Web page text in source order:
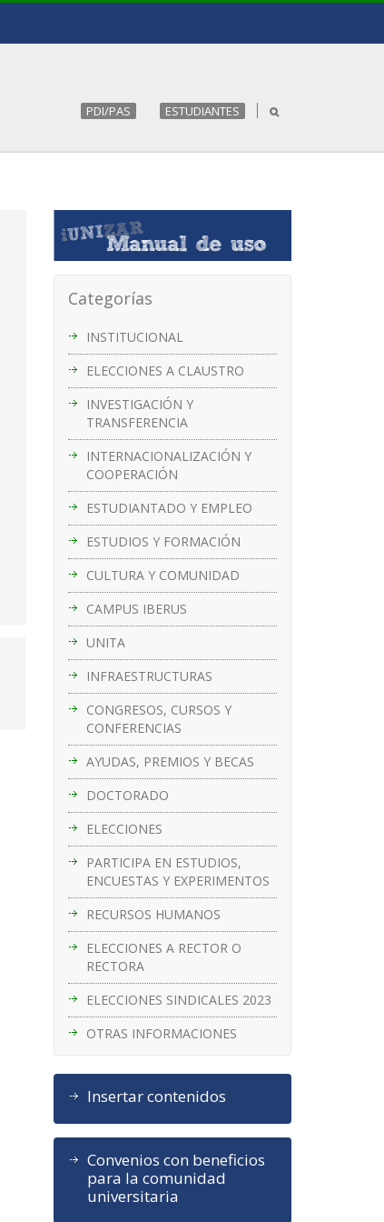
PDI/PAS ESTUDIANTES
Categorías
INSTITUCIONAL
ELECCIONES A CLAUSTRO
INVESTIGACIÓN Y
TRANSFERENCIA
INTERNACIONALIZACIÓN Y
COOPERACIÓN
ESTUDIANTADO Y EMPLEO
ESTUDIOS Y FORMACIÓN
CULTURA Y COMUNIDAD
CAMPUS IBERUS
UNITA
INFRAESTRUCTURAS
CONGRESOS, CURSOS Y
CONFERENCIAS
AYUDAS, PREMIOS Y BECAS
DOCTORADO
ELECCIONES
PARTICIPA EN ESTUDIOS,
ENCUESTAS Y EXPERIMENTOS
RECURSOS HUMANOS
ELECCIONES A RECTOR O
RECTORA
ELECCIONES SINDICALES 2023
OTRAS INFORMACIONES
Insertar contenidos
Convenios con beneficios
para la comunidad
universitaria